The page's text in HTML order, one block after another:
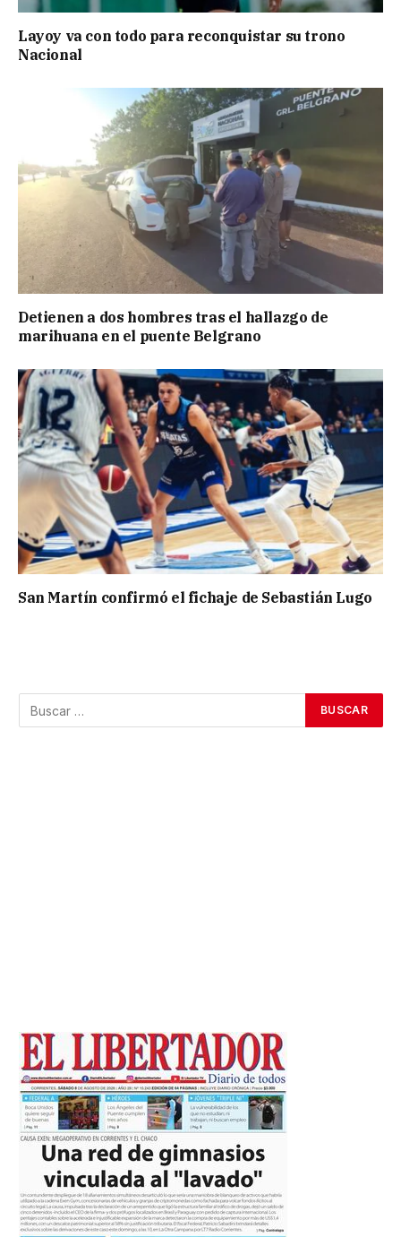
Layoy va con todo para reconquistar su trono
Nacional
Detienen a dos hombres tras el hallazgo de
marihuana en el puente Belgrano
San Martín confirmó el fichaje de Sebastián Lugo